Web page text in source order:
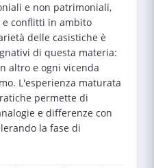
e non patrimoniali,
conflitti in ambito
delle casistiche è
di questa materia:
altro e ogni vicenda
L'esperienza maturata
permette di
e differenze con
la fase di